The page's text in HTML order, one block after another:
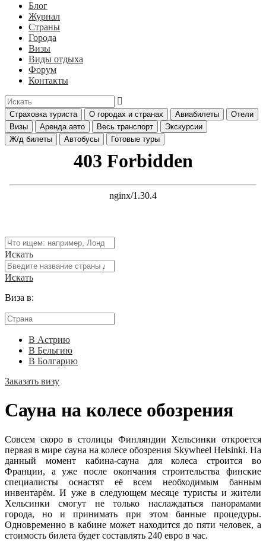
Блог
Журнал
Страны
Города
Визы
Виды отдыха
Форум
Контакты
Страховка туриста О городах и странах Авиабилеты
Отели
Визы
Аренда авто Весь транспорт
Экскурсии
Ж/д билеты
Автобусы Готовые туры
Искать
Искать
Виза в:
В Астрию
В Бельгию
В Болгарию
Заказать визу
Сауна на колесе обозрения
Совсем скоро в столицы Финляндии Хельсинки откроется
первая в мире сауна на колесе обозрения Skywheel Helsinki. На
данный момент кабина-сауна для колеса строится во
Франции, а уже после окончания строительства финские
специалисты оснастят её всем необходимым банным
инвентарём. И уже в следующем месяце туристы и жители
Хельсинки смогут не только наслаждаться панорамами
города, но и принимать при этом банные процедуры.
Одновременно в кабине может находится до пяти человек, а
стоимость билета будет составлять 240 евро в час.